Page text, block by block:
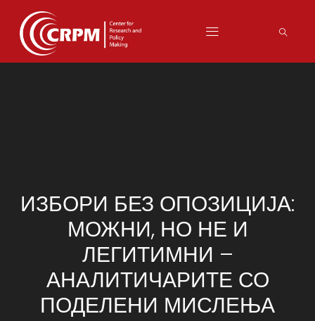
ИЗБОРИ БЕЗ ОПОЗИЦИЈА:
МОЖНИ, НО НЕ И
ЛЕГИТИМНИ –
АНАЛИТИЧАРИТЕ СО
ПОДЕЛЕНИ МИСЛЕЊА